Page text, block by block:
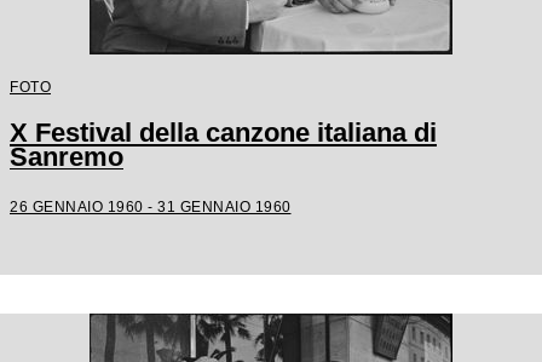
FOTO
X Festival della canzone italiana di
Sanremo
26 GENNAIO 1960 - 31 GENNAIO 1960